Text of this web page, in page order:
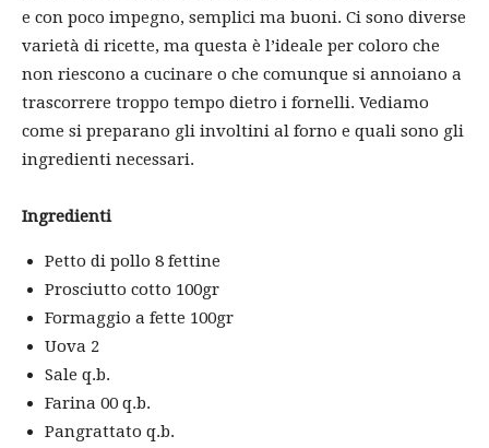
e con poco impegno, semplici ma buoni. Ci sono diverse
varietà di ricette, ma questa è l’ideale per coloro che
non riescono a cucinare o che comunque si annoiano a
trascorrere troppo tempo dietro i fornelli. Vediamo
come si preparano gli involtini al forno e quali sono gli
ingredienti necessari.
Ingredienti
Petto di pollo 8 fettine
Prosciutto cotto 100gr
Formaggio a fette 100gr
Uova 2
Sale q.b.
Farina 00 q.b.
Pangrattato q.b.